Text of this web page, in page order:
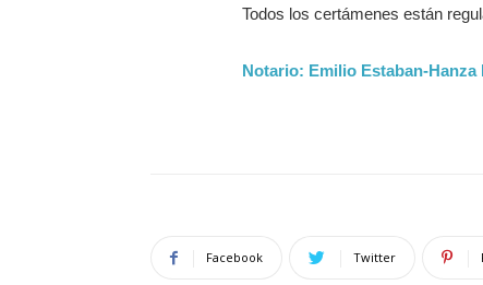
Todos los certámenes están
Notario: Emilio Estaban-Hanza
Facebook Twitter